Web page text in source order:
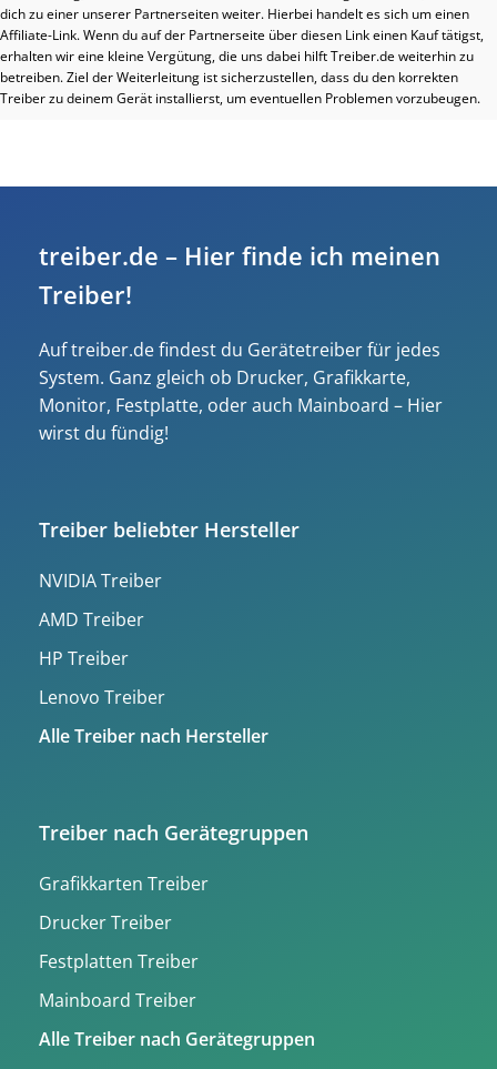
dich zu einer unserer Partnerseiten weiter. Hierbei handelt es sich um einen
Affiliate-Link. Wenn du auf der Partnerseite über diesen Link einen Kauf tätigst,
erhalten wir eine kleine Vergütung, die uns dabei hilft Treiber.de weiterhin zu
betreiben. Ziel der Weiterleitung ist sicherzustellen, dass du den korrekten
Treiber zu deinem Gerät installierst, um eventuellen Problemen vorzubeugen.
treiber.de – Hier finde ich meinen
Treiber!
Auf treiber.de findest du Gerätetreiber für jedes
System. Ganz gleich ob Drucker, Grafikkarte,
Monitor, Festplatte, oder auch Mainboard – Hier
wirst du fündig!
Treiber beliebter Hersteller
NVIDIA Treiber
AMD Treiber
HP Treiber
Lenovo Treiber
Alle Treiber nach Hersteller
Treiber nach Gerätegruppen
Grafikkarten Treiber
Drucker Treiber
Festplatten Treiber
Mainboard Treiber
Alle Treiber nach Gerätegruppen